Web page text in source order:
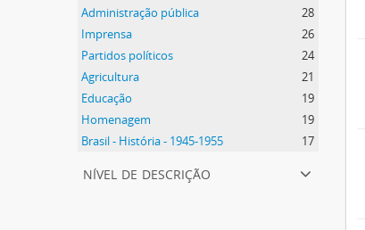
Administração pública
28
Imprensa
26
Partidos políticos
24
Agricultura
21
Educação
19
Homenagem
19
Brasil - História - 1945-1955
17
nível de descrição